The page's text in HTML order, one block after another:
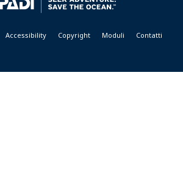
Accessibility Copyright Moduli Contatti